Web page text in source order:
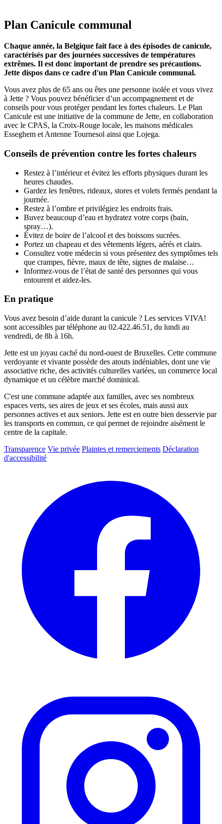
Plan Canicule communal
Chaque année, la Belgique fait face à des épisodes de canicule,
caractérisés par des journées successives de températures
extrêmes. Il est donc important de prendre ses précautions.
Jette dispos dans ce cadre d'un Plan Canicule communal.
Vous avez plus de 65 ans ou êtes une personne isolée et vous vivez
à Jette ? Vous pouvez bénéficier d’un accompagnement et de
conseils pour vous protéger pendant les fortes chaleurs. Le Plan
Canicule est une initiative de la commune de Jette, en collaboration
avec le CPAS, la Croix-Rouge locale, les maisons médicales
Esseghem et Antenne Tournesol ainsi que Lojega.
Conseils de prévention contre les fortes chaleurs
Restez à l’intérieur et évitez les efforts physiques durant les
heures chaudes.
Gardez les fenêtres, rideaux, stores et volets fermés pendant la
journée.
Restez à l’ombre et privilégiez les endroits frais.
Buvez beaucoup d’eau et hydratez votre corps (bain,
spray…).
Évitez de boire de l’alcool et des boissons sucrées.
Portez un chapeau et des vêtements légers, aérés et clairs.
Consultez votre médecin si vous présentez des symptômes tels
que crampes, fièvre, maux de tête, signes de malaise…
Informez-vous de l’état de santé des personnes qui vous
entourent et aidez-les.
En pratique
Vous avez besoin d’aide durant la canicule ? Les services VIVA!
sont accessibles par téléphone au 02.422.46.51, du lundi au
vendredi, de 8h à 16h.
Jette est un joyau caché du nord-ouest de Bruxelles. Cette commune
verdoyante et vivante possède des atouts indéniables, dont une vie
associative riche, des activités culturelles variées, un commerce local
dynamique et un célèbre marché dominical.
C'est une commune adaptée aux familles, avec ses nombreux
espaces verts, ses aires de jeux et ses écoles, mais aussi aux
personnes actives et aux seniors. Jette est en outre bien desservie par
les transports en commun, ce qui permet de rejoindre aisément le
centre de la capitale.
Transparence Vie privée Plaintes et remerciements Déclaration
d'accessibilité